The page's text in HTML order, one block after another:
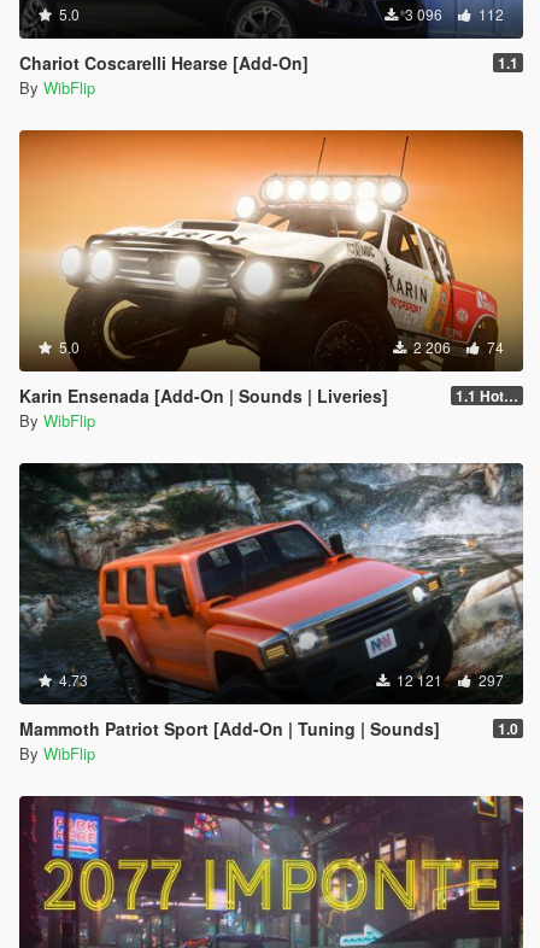
5.0 3 096 112
Chariot Coscarelli Hearse [Add-On] 1.1
By WibFlip
5.0 2 206 74
Karin Ensenada [Add-On | Sounds | Liveries] 1.1 Hotfix
By WibFlip
4.73 12 121 297
Mammoth Patriot Sport [Add-On | Tuning | Sounds] 1.0
By WibFlip